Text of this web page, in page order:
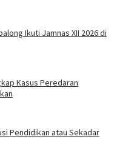
Ikuti Jamnas XII 2026 di
Kasus Peredaran
Pendidikan atau Sekadar